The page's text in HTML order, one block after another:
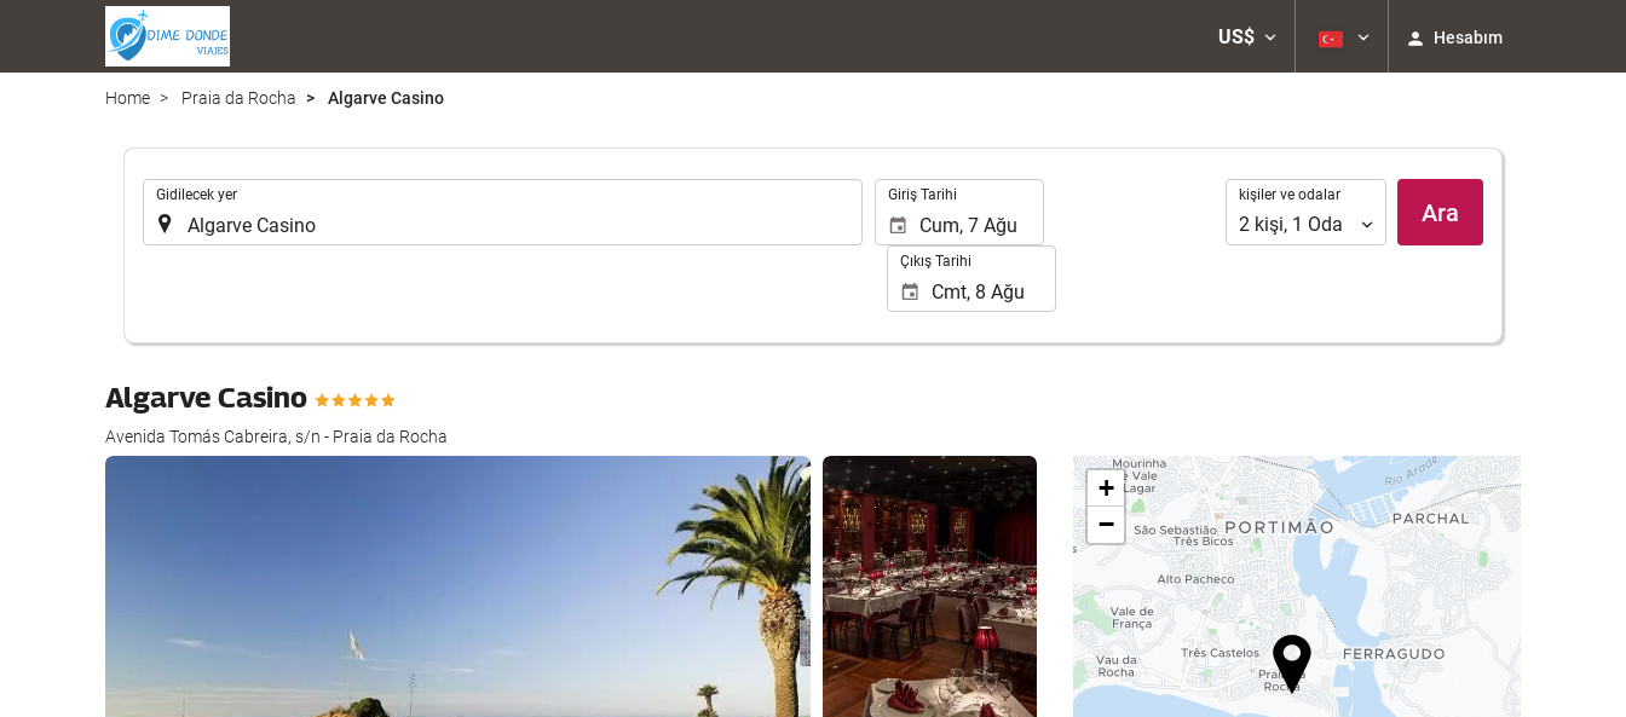
US$ Hesabım
Home Praia da Rocha Algarve Casino
Gidilecek yer Giriş Tarihi
Çıkış Tarihi
kişiler
ve
odalar
kişiler ve odalar
2 kişi, 1 Oda Ara
Algarve Casino
Avenida Tomás Cabreira, s/n - Praia da Rocha
25 fotoğrafı gör
+
−